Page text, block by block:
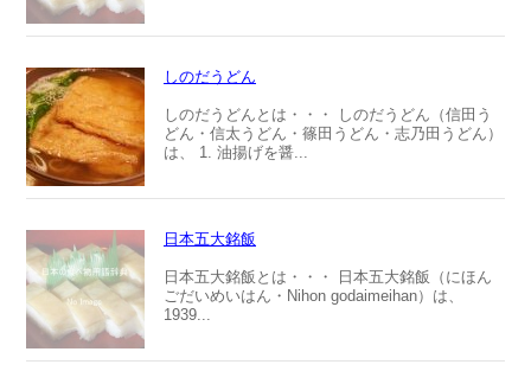
しのだうどん
しのだうどんとは・・・ しのだうどん（信田う
どん・信太うどん・篠田うどん・志乃田うどん）
は、 1. 油揚げを醤...
日本五大銘飯
日本五大銘飯とは・・・ 日本五大銘飯（にほん
ごだいめいはん・Nihon godaimeihan）は、
1939...